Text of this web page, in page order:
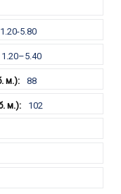
1.20-5.80
1.20–5.40
88
102